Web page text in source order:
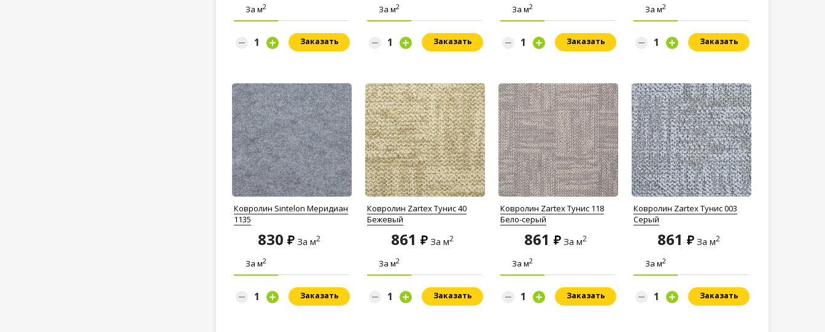
За м2
Заказать
За м2
Заказать
За м2
Заказать
За м2
Заказать
Ковролин Sintelon Меридиан
1135
830 За м2
За м2
Заказать
Ковролин Zartex Тунис 40
Бежевый
861 За м2
За м2
Заказать
Ковролин Zartex Тунис 118
Бело-серый
861 За м2
За м2
Заказать
Ковролин Zartex Тунис 003
Серый
861 За м2
За м2
Заказать